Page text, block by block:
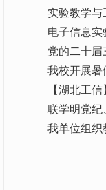
实验教学与
电子信息
党的二十
我校开展暑
【湖北工
联学明党纪
我单位组织